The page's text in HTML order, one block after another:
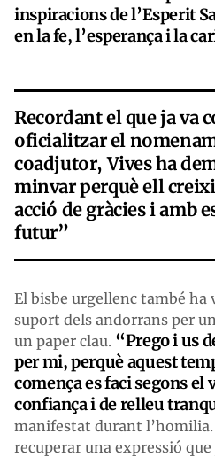
inspiracions de l’Esperit
en la fe, l’esperança i la
Recordant el que ja va
oficialitzar el
coadjutor, Vives ha
minvar perquè ell
acció de gràcies i amb
futur”
El bisbe urgellenc també ha
suport dels andorrans per
un paper clau. “Prego i us
per mi, perquè aquest
comença es faci segons el
confiança i de relleu
manifestat durant
recuperar una expressió